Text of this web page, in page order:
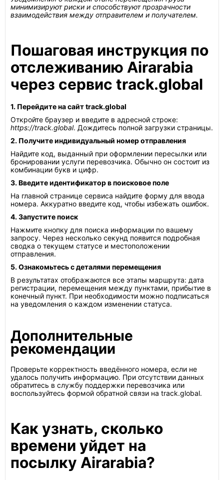
минимизируют риски и способствуют прозрачности
взаимодействия между отправителем и получателем.
Пошаговая инструкция по
отслеживанию Airarabia
через сервис track.global
1. Перейдите на сайт track.global
Откройте браузер и введите в адресной строке:
https://track.global. Дождитесь полной загрузки страницы.
2. Получите индивидуальный номер отправления
Найдите код, выданный при оформлении пересылки или
бронировании услуги перевозчика. Обычно он состоит из
комбинации букв и цифр.
3. Введите идентификатор в поисковое поле
На главной странице сервиса найдите форму для ввода
номера. Аккуратно введите код, чтобы избежать ошибок.
4. Запустите поиск
Нажмите кнопку для поиска информации по вашему
запросу. Через несколько секунд появится подробная
сводка о текущем статусе и местоположении
отправления.
5. Ознакомьтесь с деталями перемещения
В результатах отображаются все этапы маршрута: дата
регистрации, перемещения между пунктами, прибытие в
конечный пункт. При необходимости можно подписаться
на уведомления о каждом изменении статуса.
Дополнительные
рекомендации
Проверьте корректность введённого номера, если не
удалось получить информацию. При отсутствии данных
обратитесь в службу поддержки перевозчика или
воспользуйтесь формой обратной связи на track.global.
Как узнать, сколько
времени уйдет на
посылку Airarabia?